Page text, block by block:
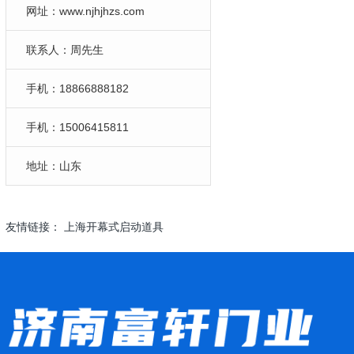
网址：www.njhjhzs.com
联系人：周先生
手机：18866888182
手机：15006415811
地址：山东
友情链接： 上海开幕式启动道具